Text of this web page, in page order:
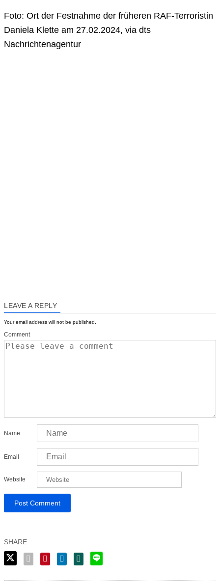
Foto: Ort der Festnahme der früheren RAF-Terroristin
Daniela Klette am 27.02.2024, via dts
Nachrichtenagentur
LEAVE A REPLY
Your email address will not be published.
Comment
Name
Email
Website